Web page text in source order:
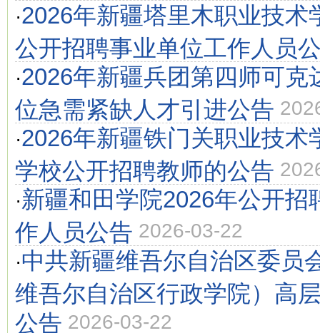
·2026年新疆塔里木职业技术
公开招聘事业单位工作人员
·2026年新疆兵团第四师可克
位急需紧缺人才引进公告
·2026年新疆铁门关职业技术
学校公开招聘教师的公告
·新疆和田学院2026年公开招
作人员公告 2026-03-22
·中共新疆维吾尔自治区委员
维吾尔自治区行政学院）高
公告 2026-03-22